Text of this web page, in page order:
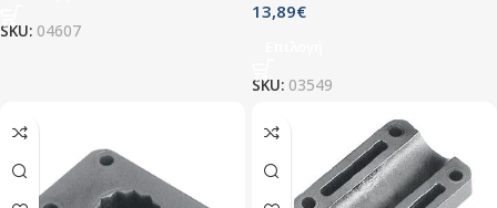
SKU: 04607
13,89€
SKU: 03549